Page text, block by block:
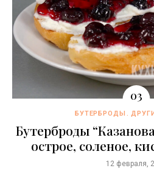
БУТЕРБРОДЫ
Бутерброды
острое, соленое,
12 февраля,